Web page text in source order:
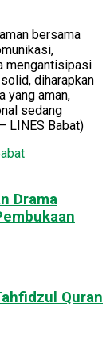
bersama
mengantisipasi
diharapkan
yang aman,
sedang
LINES Babat)
Drama
Quran